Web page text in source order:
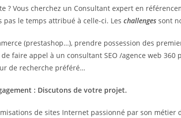
Vous cherchez un Consultant expert en
le temps attribué à celle-ci. Les challenges sont
(prestashop…), prendre possession des
faire appel à un consultant SEO /agence web
de recherche préféré…
: Discutons de votre projet.
de sites Internet passionné par son métier